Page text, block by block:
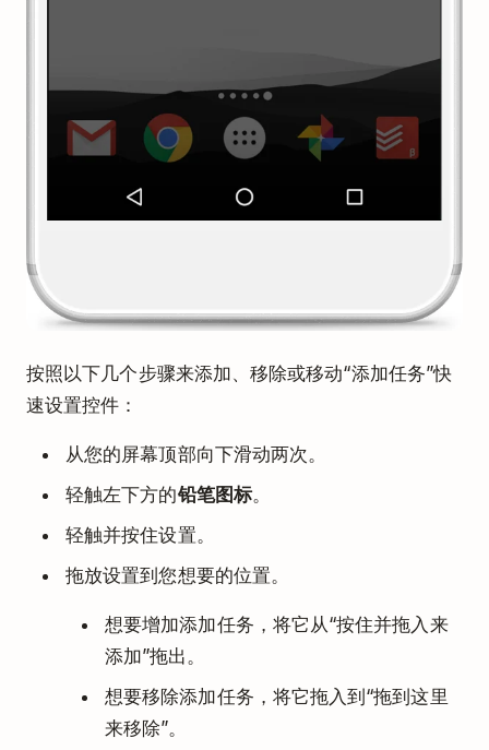
按照以下几个步骤来添加、移除或移动“添加任务”快
速设置控件：
从您的屏幕顶部向下滑动两次。
轻触左下方的铅笔图标。
轻触并按住设置。
拖放设置到您想要的位置。
想要增加添加任务，将它从“按住并拖入来
添加”拖出。
想要移除添加任务，将它拖入到“拖到这里
来移除”。